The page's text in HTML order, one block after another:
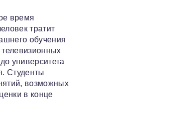
время
тратит
обучения
университета
Студенты
возможных
в конце